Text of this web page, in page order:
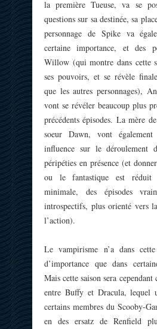
la première Tueuse, va se
questions sur sa destinée, sa
personnage de Spike va
certaine importance, et des
Willow (qui montre dans cette
ses pouvoirs, et se révèle
que les autres personnages),
vont se révéler beaucoup plus
précédents épisodes. La mère
soeur Dawn, vont
influence sur le déroulement
péripéties en présence (et
ou le fantastique est réduit
minimale, des épisodes
introspectifs, plus orienté vers
l’action).
Le vampirisme n’a dans
d’importance que dans
Mais cette saison sera
entre Buffy et Dracula, lequel
certains membres du Scooby-
en des ersatz de Renfield